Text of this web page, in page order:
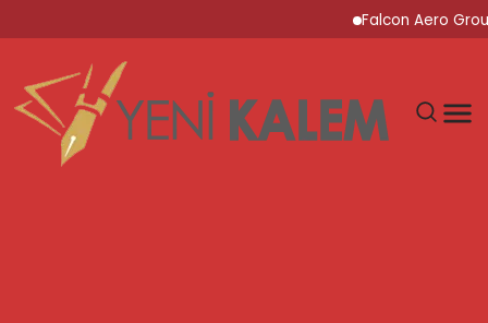
Falcon Aero Group,